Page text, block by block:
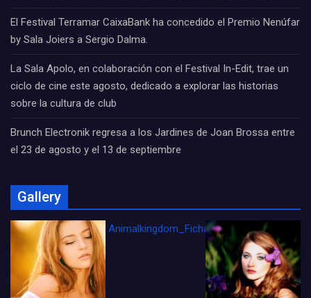
El Festival Terramar CaixaBank ha concedido el Premio Nenúfar
by Sala Joiers a Sergio Dalma.
La Sala Apolo, en colaboración con el Festival In-Edit, trae un
ciclo de cine este agosto, dedicado a explorar las historias
sobre la cultura de club
Brunch Electronik regresa a los Jardines de Joan Brossa entre
el 23 de agosto y el 13 de septiembre
Gallery
Animalkingdom_FichaCine